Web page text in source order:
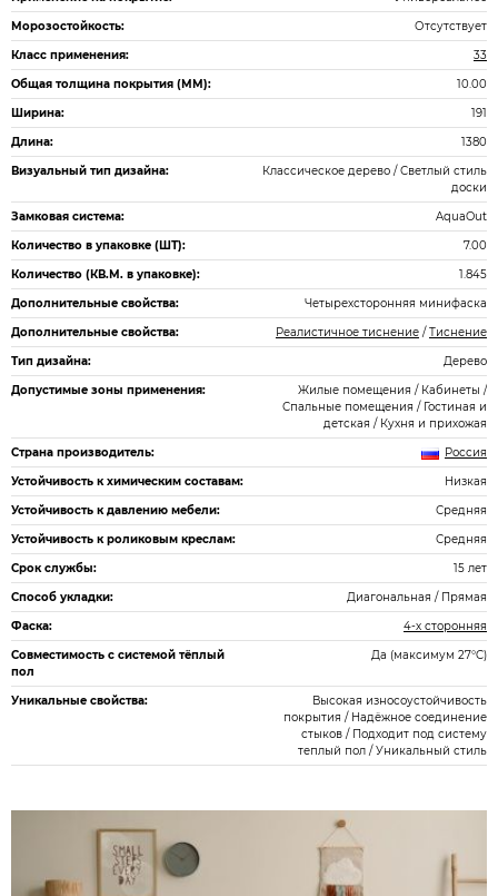
Морозостойкость:
Отсутствует
Класс применения:
33
Общая толщина покрытия (ММ):
10.00
Ширина:
191
Длина:
1380
Визуальный тип дизайна:
Классическое дерево / Светлый стиль
доски
Замковая система:
AquaOut
Количество в упаковке (ШТ):
7.00
Количество (КВ.М. в упаковке):
1.845
Дополнительные свойства:
Четырехсторонняя минифаска
Дополнительные свойства:
Реалистичное тиснение /Тиснение
Тип дизайна:
Дерево
Допустимые зоны применения:
Жилые помещения / Кабинеты /
Спальные помещения / Гостиная и
детская / Кухня и прихожая
Страна производитель:
Россия
Устойчивость к химическим составам:
Низкая
Устойчивость к давлению мебели:
Средняя
Устойчивость к роликовым креслам:
Средняя
Срок службы:
15 лет
Способ укладки:
Диагональная / Прямая
Фаска:
4-х сторонняя
Совместимость с системой тёплый
пол
Да (максимум 27°C)
Уникальные свойства:
Высокая износоустойчивость
покрытия / Надёжное соединение
стыков / Подходит под систему
теплый пол / Уникальный стиль